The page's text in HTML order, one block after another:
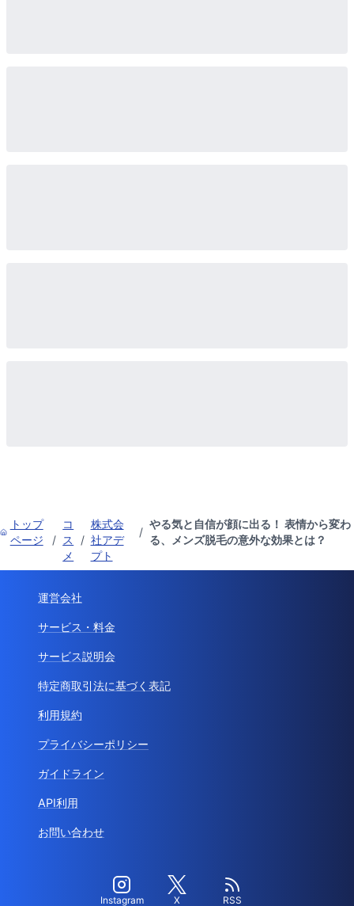
トップ
ページ
/
コ
ス
メ
/
株式会
社アデ
プト
/
やる気と自信が顔に出る！ 表情から変わ
る、メンズ脱毛の意外な効果とは？
運営会社
サービス・料金
サービス説明会
特定商取引法に基づく表記
利用規約
プライバシーポリシー
ガイドライン
API利用
お問い合わせ
Instagram X RSS